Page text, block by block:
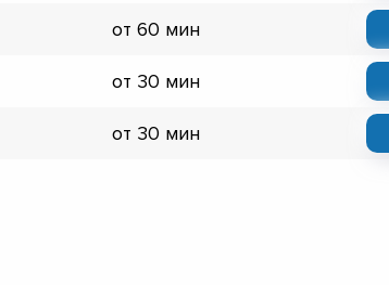
от 60 мин
от 30 мин
от 30 мин